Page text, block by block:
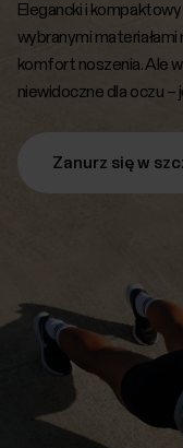
Elegancki i
wybranymi materiałami
komfort noszenia. Ale
niewidoczne dla oczu –
Zanurz się w